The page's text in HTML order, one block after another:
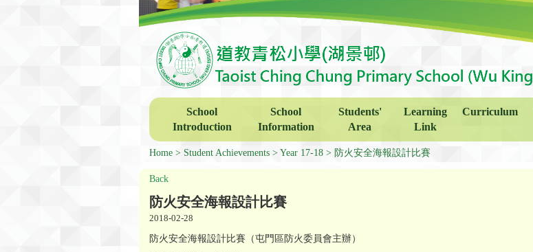
School
Introduction
School
Information
Students'
Area
Learning
Link
Curriculum
Home Student Achievements Year 17-18 防火安全海報設計比賽
Back
防火安全海報設計比賽
2018-02-28
防火安全海報設計比賽（屯門區防火委員會主辦）